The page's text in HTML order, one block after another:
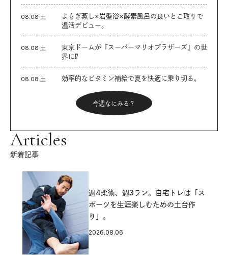
08.08 土
よもぎ蒸し×岩盤浴×酵素風呂の良いとこ取りで
温活デビュー。
08.08 土
東京ドームが『スーパーマリオブラザーズ』の世
界に⁉︎
08.08 土 効率的なビタミン補給で夏を快適に乗り切る。
今週なにみる？
Articles
新着記事
週4柔術、週3ラン。自宅トレは「ス
ポーツを生涯楽しむための土台作
り」。
2026.08.06